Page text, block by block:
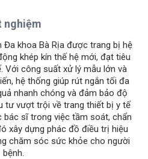
nghiệm
Đa khoa Bà Rịa được trang bị hệ
khép kín thế hệ mới, đạt tiêu
Với công suất xử lý mẫu lớn và
hệ thống giúp rút ngắn tối đa
nhanh chóng và đảm bảo độ
tư vượt trội về trang thiết bị y tế
sĩ trong việc tầm soát, chẩn
xây dựng phác đồ điều trị hiệu
chăm sóc sức khỏe cho người
bệnh.